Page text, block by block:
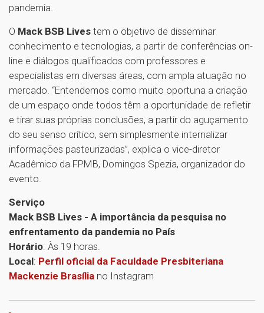
pandemia.
O Mack BSB Lives tem o objetivo de disseminar
conhecimento e tecnologias, a partir de conferências on-
line e diálogos qualificados com professores e
especialistas em diversas áreas, com ampla atuação no
mercado. “Entendemos como muito oportuna a criação
de um espaço onde todos têm a oportunidade de refletir
e tirar suas próprias conclusões, a partir do aguçamento
do seu senso crítico, sem simplesmente internalizar
informações pasteurizadas”, explica o vice-diretor
Acadêmico da FPMB, Domingos Spezia, organizador do
evento.
Serviço
Mack BSB Lives - A importância da pesquisa no
enfrentamento da pandemia no País
Horário: Às 19 horas.
Local: Perfil oficial da Faculdade Presbiteriana
Mackenzie Brasília no Instagram
1